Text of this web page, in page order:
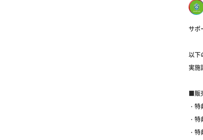
サポ
以下
実施
■販
・
・
・